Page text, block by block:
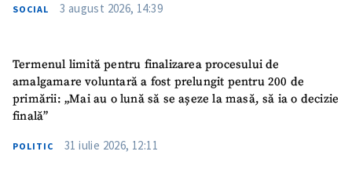
SOCIAL 3 august 2026, 14:39
Termenul limită pentru finalizarea procesului de
amalgamare voluntară a fost prelungit pentru 200 de
primării: „Mai au o lună să se așeze la masă, să ia o decizie
finală”
POLITIC 31 iulie 2026, 12:11